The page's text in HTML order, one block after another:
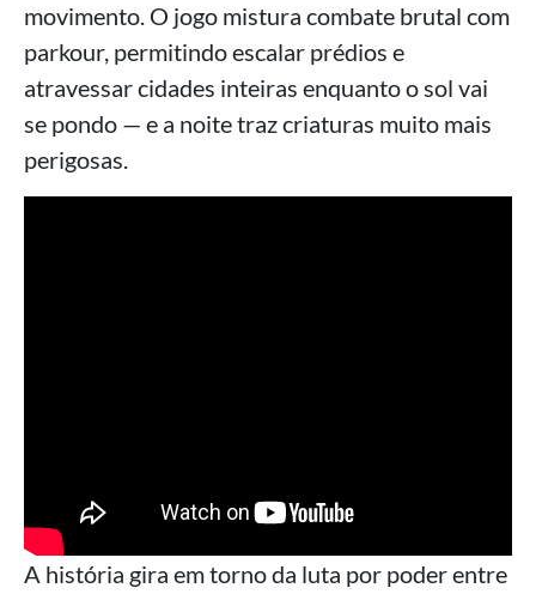
movimento. O jogo mistura combate brutal com
parkour, permitindo escalar prédios e
atravessar cidades inteiras enquanto o sol vai
se pondo — e a noite traz criaturas muito mais
perigosas.
A história gira em torno da luta por poder entre